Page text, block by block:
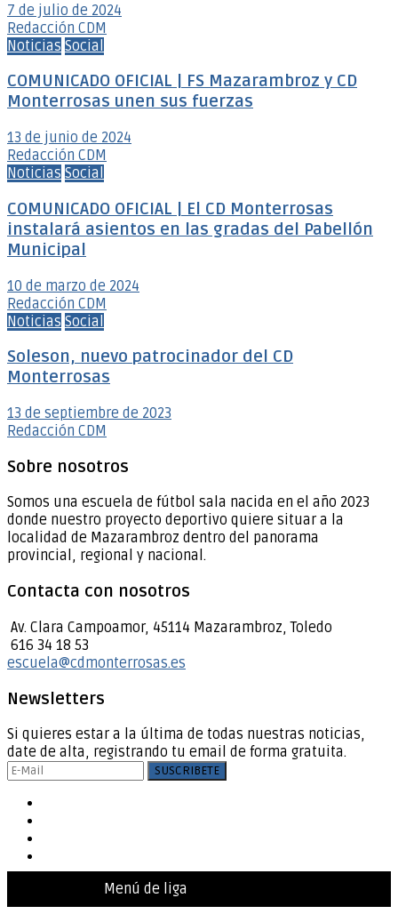
7 de julio de 2024
Redacción CDM
Noticias Social
COMUNICADO OFICIAL | FS Mazarambroz y CD
Monterrosas unen sus fuerzas
13 de junio de 2024
Redacción CDM
Noticias Social
COMUNICADO OFICIAL | El CD Monterrosas
instalará asientos en las gradas del Pabellón
Municipal
10 de marzo de 2024
Redacción CDM
Noticias Social
Soleson, nuevo patrocinador del CD
Monterrosas
13 de septiembre de 2023
Redacción CDM
Sobre nosotros
Somos una escuela de fútbol sala nacida en el año 2023
donde nuestro proyecto deportivo quiere situar a la
localidad de Mazarambroz dentro del panorama
provincial, regional y nacional.
Contacta con nosotros
Av. Clara Campoamor, 45114 Mazarambroz, Toledo
616 34 18 53
escuela@cdmonterrosas.es
Newsletters
Si quieres estar a la última de todas nuestras noticias,
date de alta, registrando tu email de forma gratuita.
Menú de liga